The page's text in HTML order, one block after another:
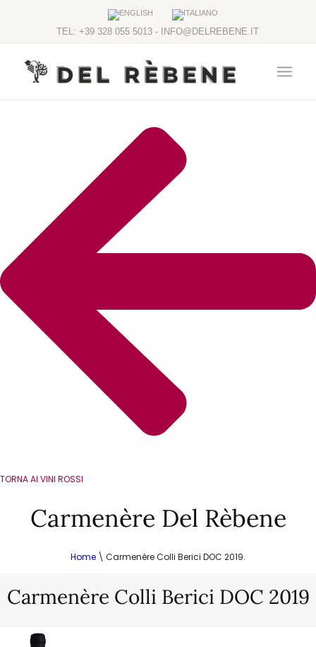
TEL: +39 328 055 5013 - INFO@DELREBENE.IT
TORNA AI VINI ROSSI
Carmenère Del Rèbene
Home \ Carmenère Colli Berici DOC 2019.
Carmenère Colli Berici DOC 2019